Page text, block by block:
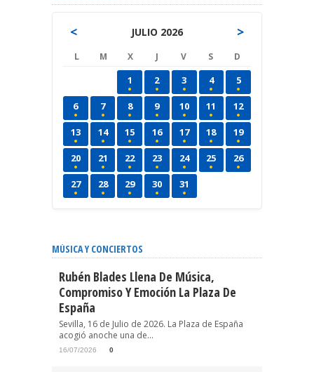
< JULIO 2026 >
L M X J V S D
1 2 3 4 5
6 7 8 9 10 11 12
13 14 15 16 17 18 19
20 21 22 23 24 25 26
27 28 29 30 31
MÚSICA Y CONCIERTOS
Rubén Blades Llena De Música,
Compromiso Y Emoción La Plaza De
España
Sevilla, 16 de Julio de 2026. La Plaza de España
acogió anoche una de...
16/07/2026 0